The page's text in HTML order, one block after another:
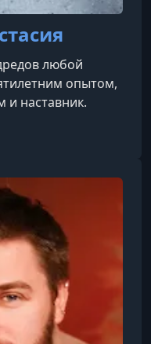
любой
опытом,
наставник.